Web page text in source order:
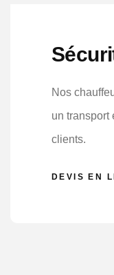
Nos
un transport
clients.
DEVIS EN